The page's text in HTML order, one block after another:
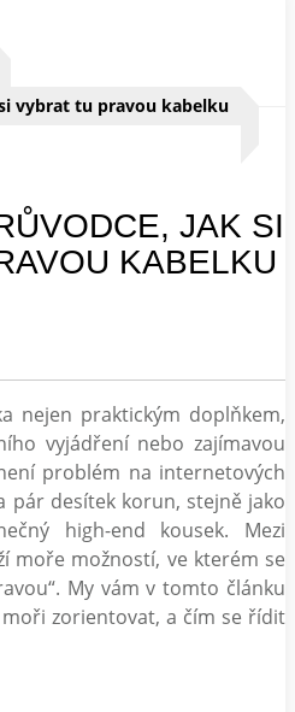
vybrat tu pravou kabelku
JAK SI
KABELKU
nejen praktickým doplňkem,
vyjádření nebo zajímavou
problém na internetových
pár desítek korun, stejně jako
high-end kousek. Mezi
moře možností, ve kterém se
My vám v tomto článku
zorientovat, a čím se řídit